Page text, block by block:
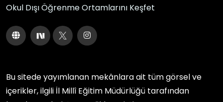
Okul Dışı Öğrenme Ortamlarını Keşfet
Bu sitede yayımlanan mekânlara ait tüm görsel ve
içerikler, ilgili İl Millî Eğitim Müdürlüğü tarafından